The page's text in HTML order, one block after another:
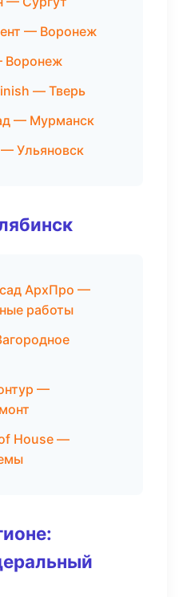
— Воронеж
Воронеж
— Тверь
— Мурманск
Ульяновск
АрхПро —
работы
—
House —